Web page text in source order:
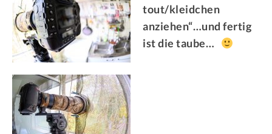
tout/kleidchen
anziehen“…und fertig
ist die taube…